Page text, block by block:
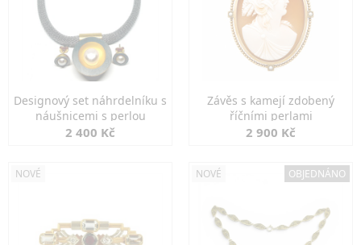
Designový set náhrdelníku s
náušnicemi s perlou
2 400 Kč
Závěs s kamejí zdobený
říčními perlami
2 900 Kč
NOVÉ NOVÉ OBJEDNÁNO